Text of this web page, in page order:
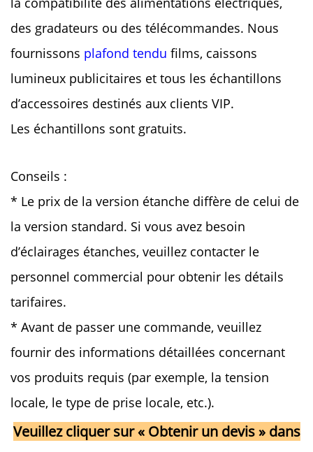
des gradateurs ou des télécommandes. Nous
fournissons plafond tendu films, caissons
lumineux publicitaires et tous les échantillons
d’accessoires destinés aux clients VIP.
Les échantillons sont gratuits.
Conseils :
* Le prix de la version étanche diffère de celui de
la version standard. Si vous avez besoin
d’éclairages étanches, veuillez contacter le
personnel commercial pour obtenir les détails
tarifaires.
* Avant de passer une commande, veuillez
fournir des informations détaillées concernant
vos produits requis (par exemple, la tension
locale, le type de prise locale, etc.).
Veuillez cliquer sur « Obtenir un devis » dans